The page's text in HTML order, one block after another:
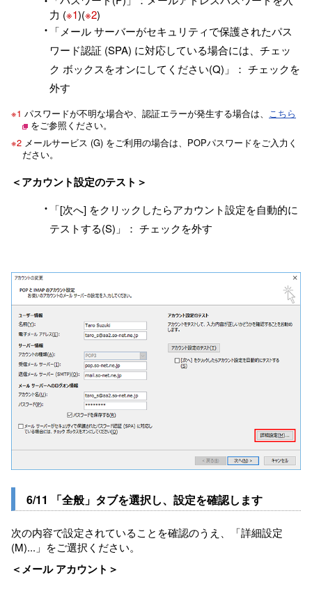
力 (※1)(※2)
「メール サーバーがセキュリティで保護されたパス
ワード認証 (SPA) に対応している場合には、チェッ
ク ボックスをオンにしてください(Q)」： チェックを
外す
※1 パスワードが不明な場合や、認証エラーが発生する場合は、 こちら
をご参照ください。
※2 メールサービス (G) をご利用の場合は、POPパスワードをご入力く
ださい。
＜アカウント設定のテスト＞
「[次へ] をクリックしたらアカウント設定を自動的に
テストする(S)」： チェックを外す
6/11 「全般」タブを選択し、設定を確認します
次の内容で設定されていることを確認のうえ、「詳細設定
(M)...」をご選択ください。
＜メール アカウント＞